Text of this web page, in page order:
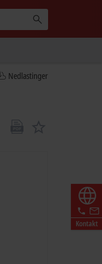
Nedlastinger
Kontakt